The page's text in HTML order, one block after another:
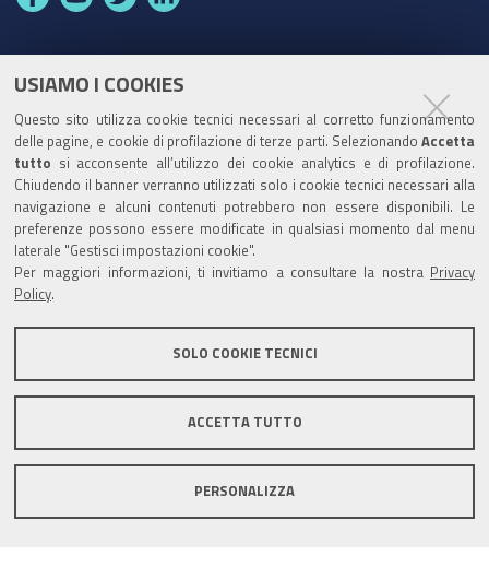
USIAMO I COOKIES
Questo sito utilizza cookie tecnici necessari al corretto funzionamento
delle pagine, e cookie di profilazione di terze parti. Selezionando Accetta
tutto si acconsente all’utilizzo dei cookie analytics e di profilazione.
Chiudendo il banner verranno utilizzati solo i cookie tecnici necessari alla
navigazione e alcuni contenuti potrebbero non essere disponibili. Le
preferenze possono essere modificate in qualsiasi momento dal menu
laterale "Gestisci impostazioni cookie".
Per maggiori informazioni, ti invitiamo a consultare la nostra
Privacy
Policy
SOLO COOKIE TECNICI
ACCETTA TUTTO
PERSONALIZZA
c
e
b
o
o
u
t
b
e
i
t
e
r
n
k
d
I
n
Codice Univoco Ufficio:UF1SDE
I soggetti privati potranno effettuare i pagamenti
tramite PagoPA con Modalità diretta o con Avviso di
pagamento al seguente linkPaga con PagoPA
Codice IBAN per le pubbliche amministrazioni
comprese nel regime di Tesoreria Unica presso la
Banca D’Italia: IT96Z0100004306TU0000007079
Mappa del sito Privacy policy
Note legali
Area riservata Credits